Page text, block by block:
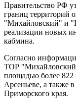
Правительство РФ
границ территорий
"Михайловский" и
реализации новых
кабмина.
Согласно
ТОР
площадью более
Арсеньеве, а также
Приморского края.